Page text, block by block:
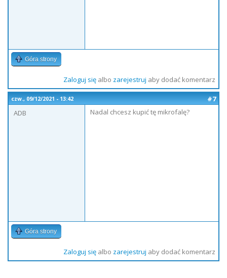
Góra strony
Zaloguj sięalbo zarejestruj aby dodać komentarz
czw., 09/12/2021 - 13:42
#7
ADB
Nadal chcesz kupić tę mikrofalę?
Góra strony
Zaloguj sięalbo zarejestruj aby dodać komentarz